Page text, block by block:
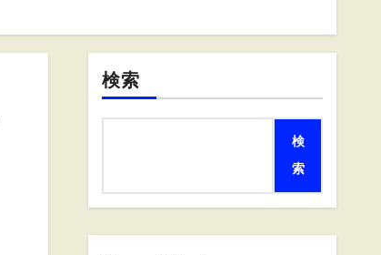
検索
検
索